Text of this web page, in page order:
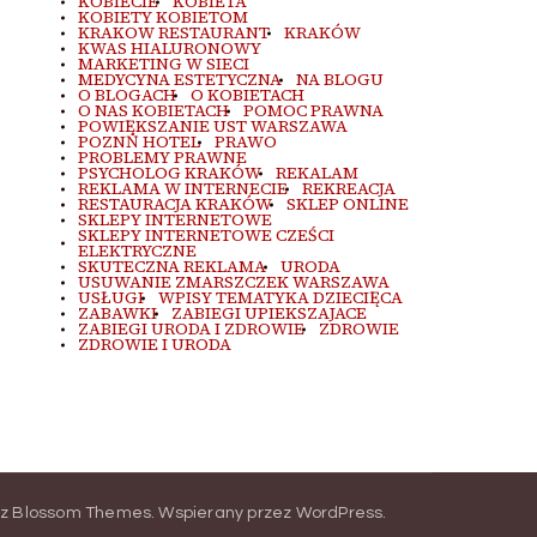
KOBIETY KOBIETOM
KRAKOW RESTAURANT KRAKÓW
KWAS HIALURONOWY
MARKETING W SIECI
MEDYCYNA ESTETYCZNA NA BLOGU
O BLOGACH O KOBIETACH
O NAS KOBIETACH POMOC PRAWNA
POWIĘKSZANIE UST WARSZAWA
POZNŃ HOTEL PRAWO
PROBLEMY PRAWNE
PSYCHOLOG KRAKÓW REKALAM
REKLAMA W INTERNECIE REKREACJA
RESTAURACJA KRAKÓW SKLEP ONLINE
SKLEPY INTERNETOWE
SKLEPY INTERNETOWE CZEŚCI
ELEKTRYCZNE
SKUTECZNA REKLAMA URODA
USUWANIE ZMARSZCZEK WARSZAWA
USŁUGI WPISY TEMATYKA DZIECIĘCA
ZABAWKI ZABIEGI UPIEKSZAJACE
ZABIEGI URODA I ZDROWIE ZDROWIE
ZDROWIE I URODA
Blossom Themes. Wspierany przez WordPress.